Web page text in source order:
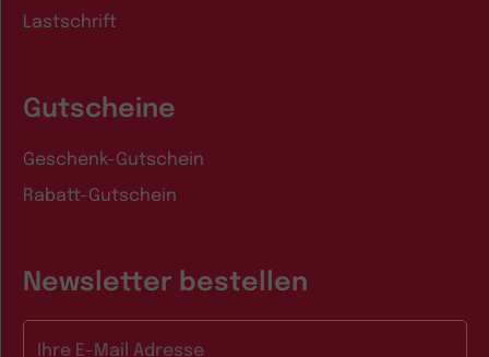
Lastschrift
Gutscheine
Geschenk-Gutschein
Rabatt-Gutschein
Newsletter bestellen